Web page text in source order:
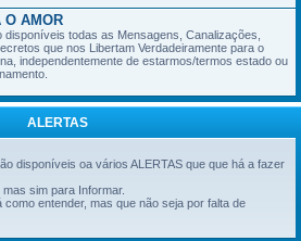
O AMOR
disponíveis todas as Mensagens, Canalizações,
que nos Libertam Verdadeiramente para o
independentemente de estarmos/termos estado ou
ALERTAS
disponíveis oa vários ALERTAS que que há a fazer
sim para Informar.
como entender, mas que não seja por falta de